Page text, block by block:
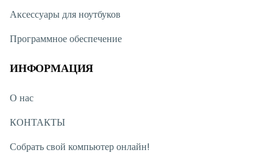
Аксессуары для ноутбуков
Программное обеспечение
ИНФОРМАЦИЯ
О нас
КОНТАКТЫ
Собрать свой компьютер онлайн!